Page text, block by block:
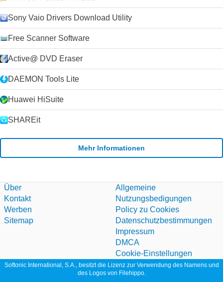
Sony Vaio Drivers Download Utility
Free Scanner Software
Active@ DVD Eraser
DAEMON Tools Lite
Huawei HiSuite
SHAREit
Mehr Informationen
Über
Kontakt
Werben
Sitemap
Allgemeine
Nutzungsbedigungen
Policy zu Cookies
Datenschutzbestimmungen
Impressum
DMCA
Cookie-Einstellungen
Softonic International, S.A., besitzt die Lizenz zur Verwendung des Namens und
des Logos von Filehippo.